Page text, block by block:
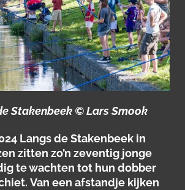
Stakenbeek © Lars Smook
Langs de Stakenbeek in
zitten zo’n zeventig jonge
te wachten tot hun dobber
Van een afstandje kijken